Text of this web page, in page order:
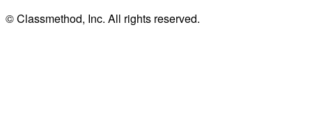
© Classmethod, Inc. All rights reserved.